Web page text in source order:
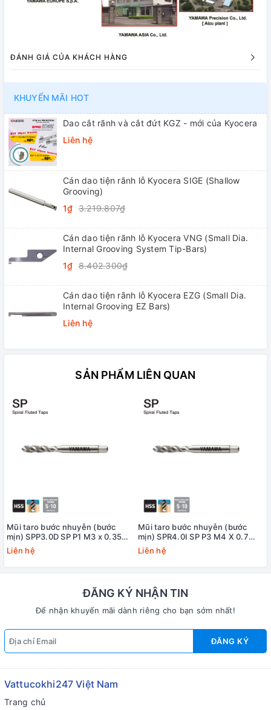
ĐÁNH GIÁ CỦA KHÁCH HÀNG
KHUYẾN MÃI HOT
Dao cắt rãnh và cắt đứt KGZ - mới của Kyocera
Liên hệ
Cán dao tiện rãnh lỗ Kyocera SIGE (Shallow
Grooving)
1₫ 3.219.807₫
Cán dao tiện rãnh lỗ Kyocera VNG (Small Dia.
Internal Grooving System Tip-Bars)
1₫ 8.402.300₫
Cán dao tiện rãnh lỗ Kyocera EZG (Small Dia.
Internal Grooving EZ Bars)
Liên hệ
SẢN PHẨM LIÊN QUAN
Mũi taro bước nhuyễn (bước
mịn) SPP3.0D SP P1 M3 x 0.35
Yamawa
Liên hệ
Mũi taro bước nhuyễn (bước
mịn) SPR4.0I SP P3 M4 X 0.7
+20 Yamawa (dung sai lớn)
Liên hệ
ĐĂNG KÝ NHẬN TIN
Để nhận khuyến mãi dành riêng cho bạn sớm nhất!
ĐĂNG KÝ
Vattucokhi247 Việt Nam
Trang chủ